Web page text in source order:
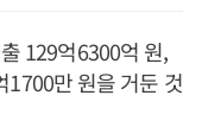
129억6300억 원,
1700만 원을 거둔 것